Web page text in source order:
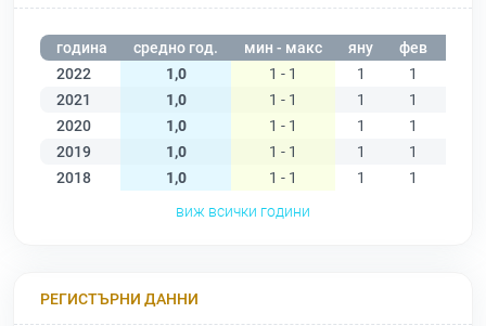
година средно год. мин - макс яну фев
2022
1,0 1 - 1 1 1
2021
1,0 1 - 1 1 1
2020
1,0 1 - 1 1 1
2019
1,0 1 - 1 1 1
2018
1,0 1 - 1 1 1
виж всички години
РЕГИСТЪРНИ ДАННИ